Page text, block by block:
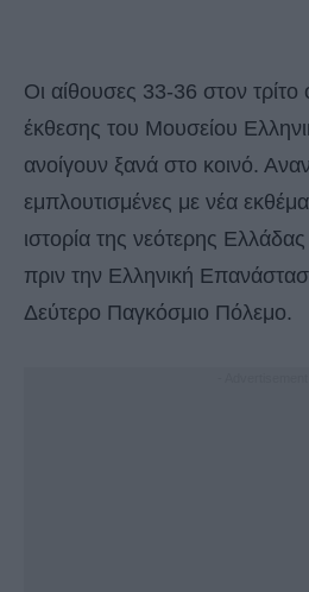
Οι αίθουσες 33-36 στον
έκθεσης του Μουσείου
ανοίγουν ξανά στο κοινό.
εμπλουτισμένες με νέα
ιστορία της νεότερης
πριν την Ελληνική
Δεύτερο Παγκόσμιο Πόλεμο.